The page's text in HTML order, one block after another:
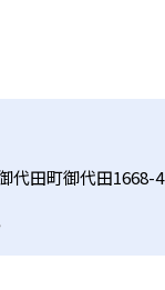
代田町御代田1668-4